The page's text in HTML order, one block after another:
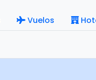
Vuelos